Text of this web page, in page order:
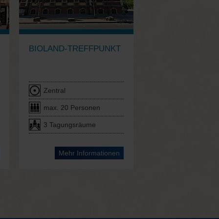
BIOLAND-TREFFPUNKT
Zentral
max. 20 Personen
3 Tagungsräume
Mehr Informationen